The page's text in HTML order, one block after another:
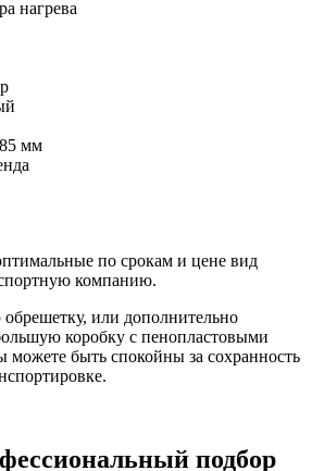
нагрева
мм
по срокам и цене вид
компанию.
или дополнительно
коробку с пенопластовыми
можете быть спокойны за сохранность
подбор